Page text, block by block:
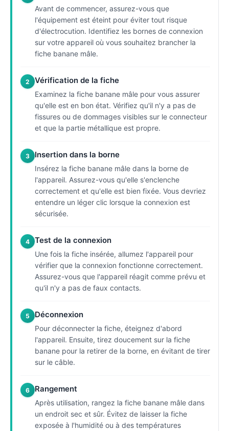
Avant de commencer, assurez-vous que
l'équipement est éteint pour éviter tout risque
d'électrocution. Identifiez les bornes de connexion
sur votre appareil où vous souhaitez brancher la
fiche banane mâle.
2 Vérification de la fiche
Examinez la fiche banane mâle pour vous assurer
qu'elle est en bon état. Vérifiez qu'il n'y a pas de
fissures ou de dommages visibles sur le connecteur
et que la partie métallique est propre.
3 Insertion dans la borne
Insérez la fiche banane mâle dans la borne de
l'appareil. Assurez-vous qu'elle s'enclenche
correctement et qu'elle est bien fixée. Vous devriez
entendre un léger clic lorsque la connexion est
sécurisée.
4 Test de la connexion
Une fois la fiche insérée, allumez l'appareil pour
vérifier que la connexion fonctionne correctement.
Assurez-vous que l'appareil réagit comme prévu et
qu'il n'y a pas de faux contacts.
5 Déconnexion
Pour déconnecter la fiche, éteignez d'abord
l'appareil. Ensuite, tirez doucement sur la fiche
banane pour la retirer de la borne, en évitant de tirer
sur le câble.
6 Rangement
Après utilisation, rangez la fiche banane mâle dans
un endroit sec et sûr. Évitez de laisser la fiche
exposée à l'humidité ou à des températures